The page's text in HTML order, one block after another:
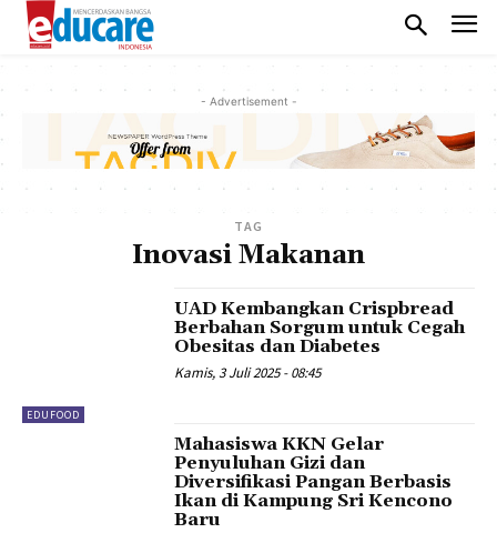
- Advertisement -
TAG
Inovasi Makanan
EDUFOOD
UAD Kembangkan Crispbread
Berbahan Sorgum untuk Cegah
Obesitas dan Diabetes
Kamis, 3 Juli 2025 - 08:45
Mahasiswa KKN Gelar
Penyuluhan Gizi dan
Diversifikasi Pangan Berbasis
Ikan di Kampung Sri Kencono
Baru